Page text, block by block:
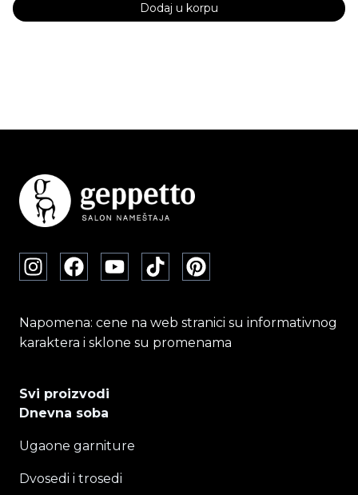
Dodaj u korpu
Napomena: cene na web stranici su informativnog
karaktera i sklone su promenama
Svi proizvodi
Dnevna soba
Ugaone garniture
Dvosedi i trosedi